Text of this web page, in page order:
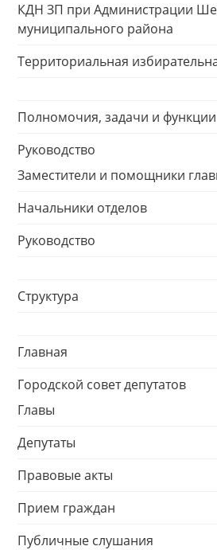
КДН ЗП при Администрации
муниципального района
Территориальная
Полномочия, задачи и функции
Руководство
Заместители и помощники
Начальники отделов
Руководство
Структура
Главная
Городской совет депутатов
Главы
Депутаты
Правовые акты
Прием граждан
Публичные слушания